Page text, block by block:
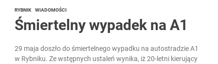
RYBNIK WIADOMOŚCI
Śmiertelny wypadek na A1
29 maja doszło do śmiertelnego wypadku na autostradzie A1
w Rybniku. Ze wstępnych ustaleń wynika, iż 20-letni kierujący